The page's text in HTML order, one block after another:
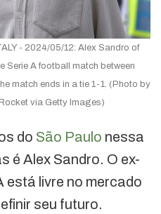
- 2024/05/12: Alex Sandro of
Serie A football match between
match ends in a tie 1-1. (Photo by
via Getty Images)
do São Paulo nessa
é Alex Sandro. O ex-
está livre no mercado
seu futuro.